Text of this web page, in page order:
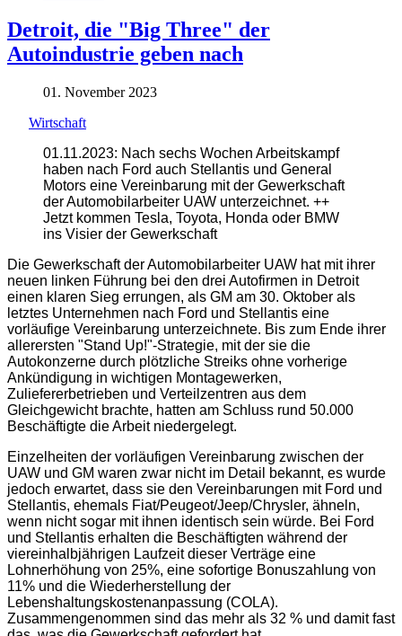
Detroit, die "Big Three" der
Autoindustrie geben nach
01. November 2023
Wirtschaft
01.11.2023: Nach sechs Wochen Arbeitskampf
haben nach Ford auch Stellantis und General
Motors eine Vereinbarung mit der Gewerkschaft
der Automobilarbeiter UAW unterzeichnet. ++
Jetzt kommen Tesla, Toyota, Honda oder BMW
ins Visier der Gewerkschaft
Die Gewerkschaft der Automobilarbeiter UAW hat mit ihrer
neuen linken Führung bei den drei Autofirmen in Detroit
einen klaren Sieg errungen, als GM am 30. Oktober als
letztes Unternehmen nach Ford und Stellantis eine
vorläufige Vereinbarung unterzeichnete. Bis zum Ende ihrer
allerersten "Stand Up!"-Strategie, mit der sie die
Autokonzerne durch plötzliche Streiks ohne vorherige
Ankündigung in wichtigen Montagewerken,
Zuliefererbetrieben und Verteilzentren aus dem
Gleichgewicht brachte, hatten am Schluss rund 50.000
Beschäftigte die Arbeit niedergelegt.
Einzelheiten der vorläufigen Vereinbarung zwischen der
UAW und GM waren zwar nicht im Detail bekannt, es wurde
jedoch erwartet, dass sie den Vereinbarungen mit Ford und
Stellantis, ehemals Fiat/Peugeot/Jeep/Chrysler, ähneln,
wenn nicht sogar mit ihnen identisch sein würde. Bei Ford
und Stellantis erhalten die Beschäftigten während der
viereinhalbjährigen Laufzeit dieser Verträge eine
Lohnerhöhung von 25%, eine sofortige Bonuszahlung von
11% und die Wiederherstellung der
Lebenshaltungskostenanpassung (COLA).
Zusammengenommen sind das mehr als 32 % und damit fast